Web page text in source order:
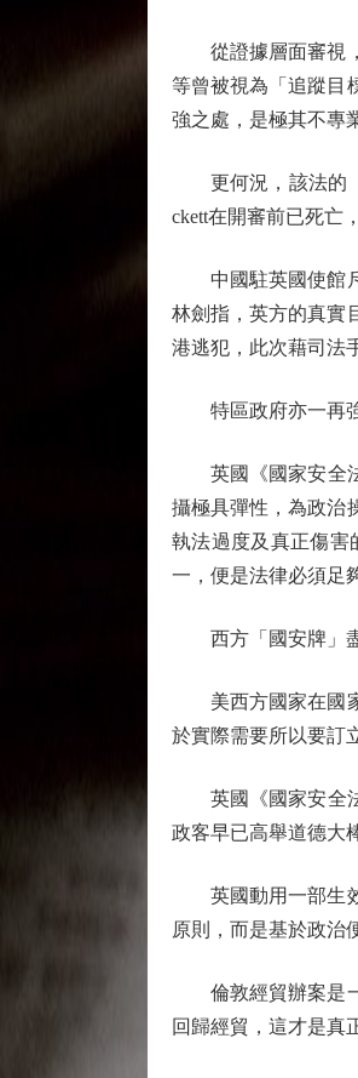
從證據層面審視，
等曾被視為「追蹤目
強之處，是極其不專
更何況，該法的「
ckett在開審前已死亡
中國駐英國使館斥
林劍指，英方的真實
港逃犯，此次藉司法
特區政府亦一再強
英國《國家安全法
攝極具彈性，為政治
執法過度及真正傷
一，便是法律必須足
西方「國安牌」
美西方國家在國家
於實際需要所以要訂
英國《國家安全法
政客早已高舉道德大
英國動用一部生效
原則，而是基於政治
倫敦經貿辦案是一
回歸經貿，這才是真